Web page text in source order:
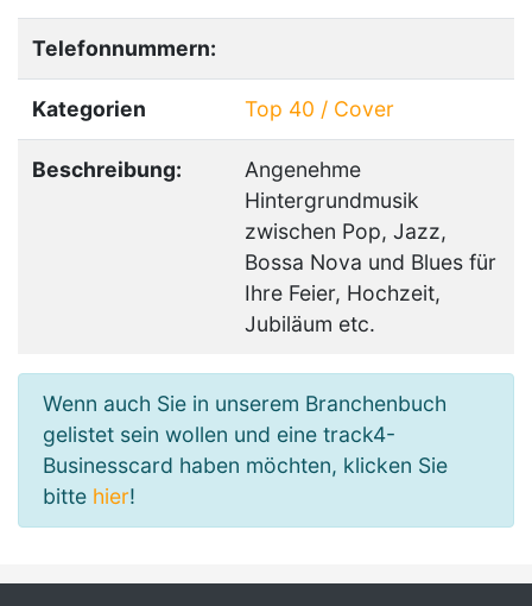
Telefonnummern:
Kategorien Top 40 / Cover
Beschreibung:
Angenehme
Hintergrundmusik
zwischen Pop, Jazz,
Bossa Nova und Blues für
Ihre Feier, Hochzeit,
Jubiläum etc.
Wenn auch Sie in unserem Branchenbuch
gelistet sein wollen und eine track4-
Businesscard haben möchten, klicken Sie
bitte hier!